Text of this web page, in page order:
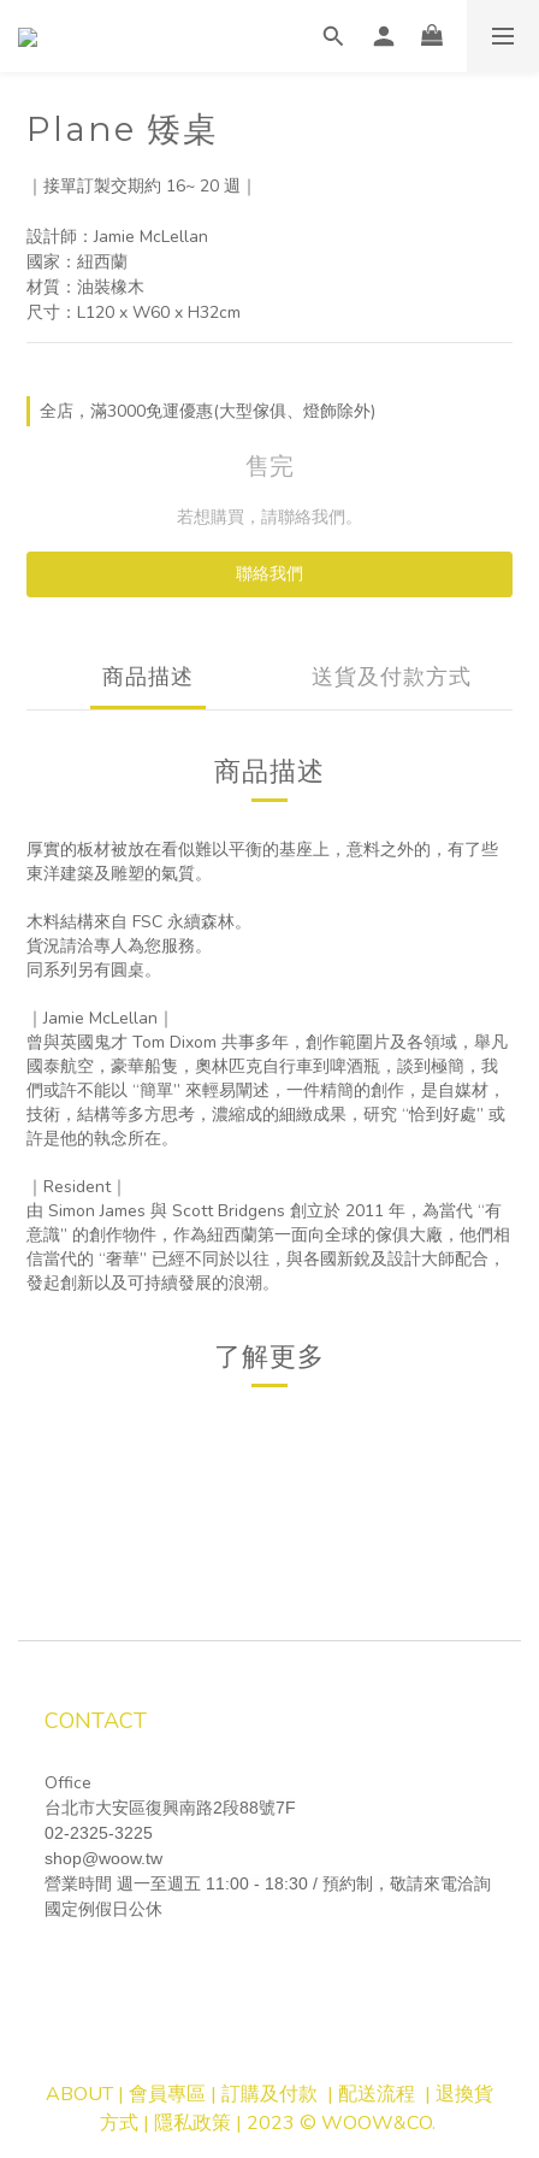
Plane 矮桌
｜接單訂製交期約 16~ 20 週｜
設計師：Jamie McLellan
國家：紐西蘭
材質：油裝橡木
尺寸：L120 x W60 x H32cm
全店，滿3000免運優惠(大型傢俱、燈飾除外)
售完
若想購買，請聯絡我們。
聯絡我們
商品描述 送貨及付款方式
商品描述
厚實的板材被放在看似難以平衡的基座上，意料之外的，有了些
東洋建築及雕塑的氣質。
木料結構來自 FSC 永續森林。
貨況請洽專人為您服務。
同系列另有圓桌。
｜Jamie McLellan｜
曾與英國鬼才 Tom Dixom 共事多年，創作範圍片及各領域，舉凡
國泰航空，豪華船隻，奧林匹克自行車到啤酒瓶，談到極簡，我
們或許不能以 “簡單” 來輕易闡述，一件精簡的創作，是自媒材，
技術，結構等多方思考，濃縮成的細緻成果，研究 “恰到好處” 或
許是他的執念所在。
｜Resident｜
由 Simon James 與 Scott Bridgens 創立於 2011 年，為當代 “有
意識” 的創作物件，作為紐西蘭第一面向全球的傢俱大廠，他們相
信當代的 “奢華” 已經不同於以往，與各國新銳及設計大師配合，
發起創新以及可持續發展的浪潮。
了解更多
CONTACT
Office
台北市大安區復興南路2段88號7F
02-2325-3225
shop@woow.tw
營業時間 週一至週五 11:00 - 18:30 / 預約制，敬請來電洽詢
國定例假日公休
ABOUT | 會員專區 | 訂購及付款 | 配送流程 | 退換貨
方式 | 隱私政策| 2023 © WOOW&CO.